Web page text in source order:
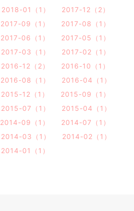
2018-01（1）
2017-12（2）
2017-09（1）
2017-08（1）
2017-06（1）
2017-05（1）
2017-03（1）
2017-02（1）
2016-12（2）
2016-10（1）
2016-08（1）
2016-04（1）
2015-12（1）
2015-09（1）
2015-07（1）
2015-04（1）
2014-09（1）
2014-07（1）
2014-03（1）
2014-02（1）
2014-01（1）